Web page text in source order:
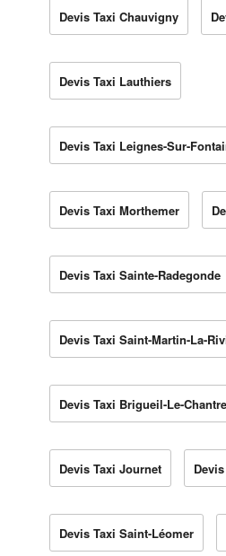
Devis Taxi Chauvigny
Devis Taxi Lauthiers
Devis Taxi Leignes-Sur-
Devis Taxi Morthemer
Devis Taxi Sainte-Radegonde
Devis Taxi Saint-Martin-La-
Devis Taxi Brigueil-Le-Chantre
Devis Taxi Journet
Devis Taxi Saint-Léomer